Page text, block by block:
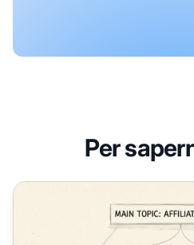
Per
Perché i Silos di Contenuti